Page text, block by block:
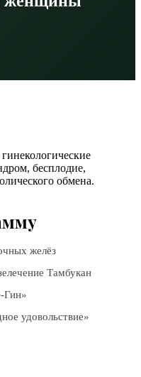
бесплодие,
обмена.
желёз
Тамбукан
Гин»
удовольствие»